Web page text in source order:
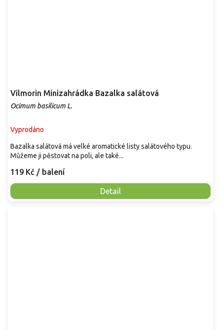
Vilmorin Minizahrádka Bazalka salátová
Ocimum basilicum L.
Vyprodáno
119 Kč / balení
Detail
Bazalka salátová má velké aromatické listy salátového typu.
Můžeme ji pěstovat na poli, ale také...